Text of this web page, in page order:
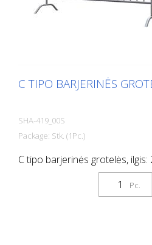
C TIPO BARJERINĖS
SHA-419_00S
Package: Stk. (1Pc.)
C tipo barjerinės grotelės, ilgis:
Pc.